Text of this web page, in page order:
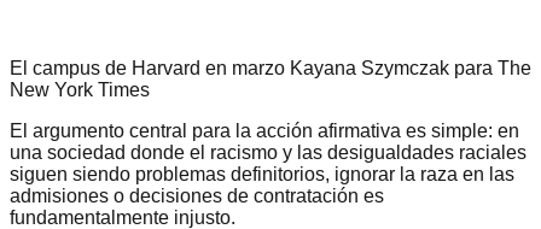
El campus de Harvard en marzo Kayana Szymczak para The
New York Times
El argumento central para la acción afirmativa es simple: en
una sociedad donde el racismo y las desigualdades raciales
siguen siendo problemas definitorios, ignorar la raza en las
admisiones o decisiones de contratación es
fundamentalmente injusto.